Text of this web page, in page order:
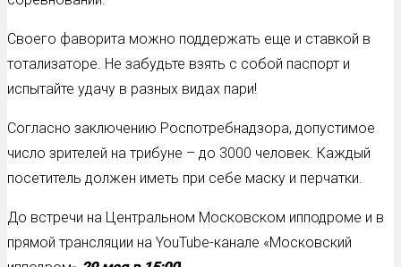
Своего фаворита можно поддержать еще и ставкой в
тотализаторе. Не забудьте взять с собой паспорт и
испытайте удачу в разных видах пари!
Согласно заключению Роспотребнадзора, допустимое
число зрителей на трибуне – до 3000 человек. Каждый
посетитель должен иметь при себе маску и перчатки.
До встречи на Центральном Московском ипподроме и в
прямой трансляции на YouTube-канале «Московский